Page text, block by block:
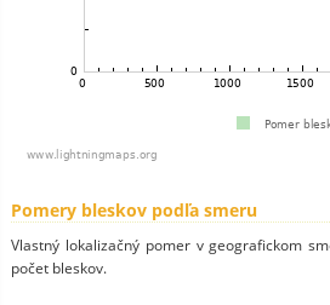
Pomery bleskov podľa smeru
Vlastný lokalizačný pomer v geografickom
počet bleskov.